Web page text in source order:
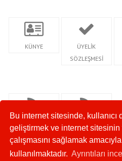
Bu internet sitesinde, kullanıcı
geliştirmek ve internet sitesinin
çalışmasını sağlamak
kullanılmaktadır. Ayrıntıları
KÜNYE
ÜYELİK
SÖZLEŞMESİ